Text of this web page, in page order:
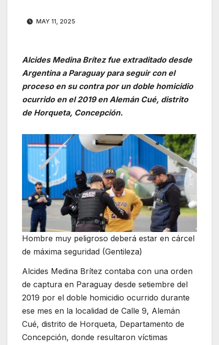
MAY 11, 2025
Alcides Medina Brítez fue extraditado desde
Argentina a Paraguay para seguir con el
proceso en su contra por un doble homicidio
ocurrido en el 2019 en Alemán Cué, distrito
de Horqueta, Concepción.
Hombre muy peligroso deberá estar en cárcel
de máxima seguridad (Gentileza)
Alcides Medina Brítez contaba con una orden
de captura en Paraguay desde setiembre del
2019 por el doble homicidio ocurrido durante
ese mes en la localidad de Calle 9, Alemán
Cué, distrito de Horqueta, Departamento de
Concepción, donde resultaron víctimas